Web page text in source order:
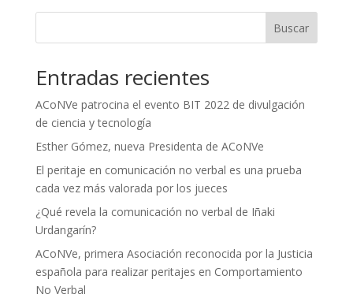
Buscar
Entradas recientes
ACoNVe patrocina el evento BIT 2022 de divulgación
de ciencia y tecnología
Esther Gómez, nueva Presidenta de ACoNVe
El peritaje en comunicación no verbal es una prueba
cada vez más valorada por los jueces
¿Qué revela la comunicación no verbal de Iñaki
Urdangarín?
ACoNVe, primera Asociación reconocida por la Justicia
española para realizar peritajes en Comportamiento
No Verbal